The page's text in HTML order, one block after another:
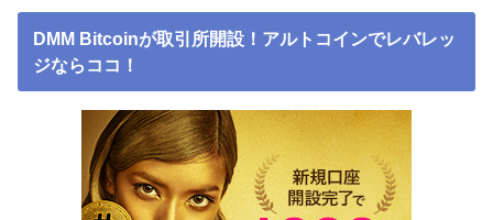
DMM Bitcoinが取引所開設！アルトコインでレバレッ
ジならココ！